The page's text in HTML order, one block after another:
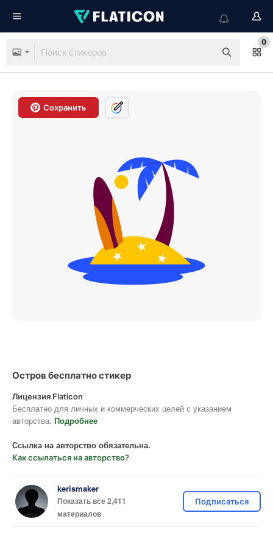
0
Сохранить
Остров бесплатно стикер
Лицензия Flaticon
Бесплатно для личных и коммерческих целей с указанием
авторства. Подробнее
Ссылка на авторство обязательна.
Как ссылаться на авторство?
kerismaker
Показать все 2,411
материалов
Подписаться